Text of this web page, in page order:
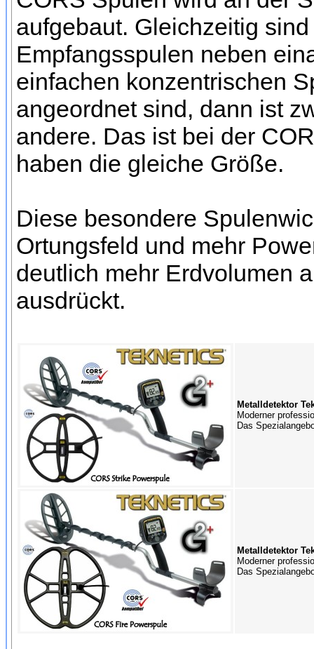
aufgebaut. Gleichzeitig
Empfangsspulen neben
einfachen konzentrischen
angeordnet sind, dann ist
andere. Das ist bei der
haben die gleiche Größe.
Diese besondere
Ortungsfeld und mehr
deutlich mehr Erdvolumen
ausdrückt.
Metalldetektor
Moderner
Das
Metalldetektor
Moderner
Das